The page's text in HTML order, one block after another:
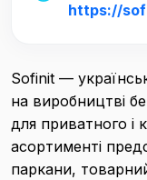
https://
Sofinit —
на виробництві
для приватного і
асортименті
паркани,